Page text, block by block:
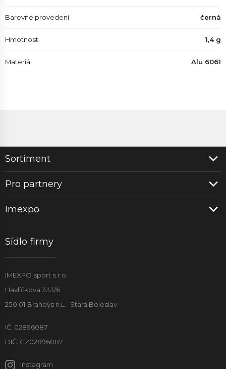
Barevné provedení černá
Hmotnost 1,4 g
Materiál Alu 6061
Sortiment
Pro partnery
Imexpo
Sídlo firmy
IMEXPO sport s.r.o.
Havlíčkova 333/6
250 01 Brandýs n.L - Stará Boleslav
IČ: 02896087
DIČ: CZ02896087
Instagram